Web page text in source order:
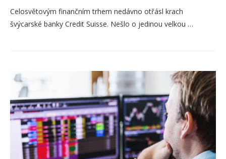
Celosvětovým finančním trhem nedávno otřásl krach
švýcarské banky Credit Suisse. Nešlo o jedinou velkou …